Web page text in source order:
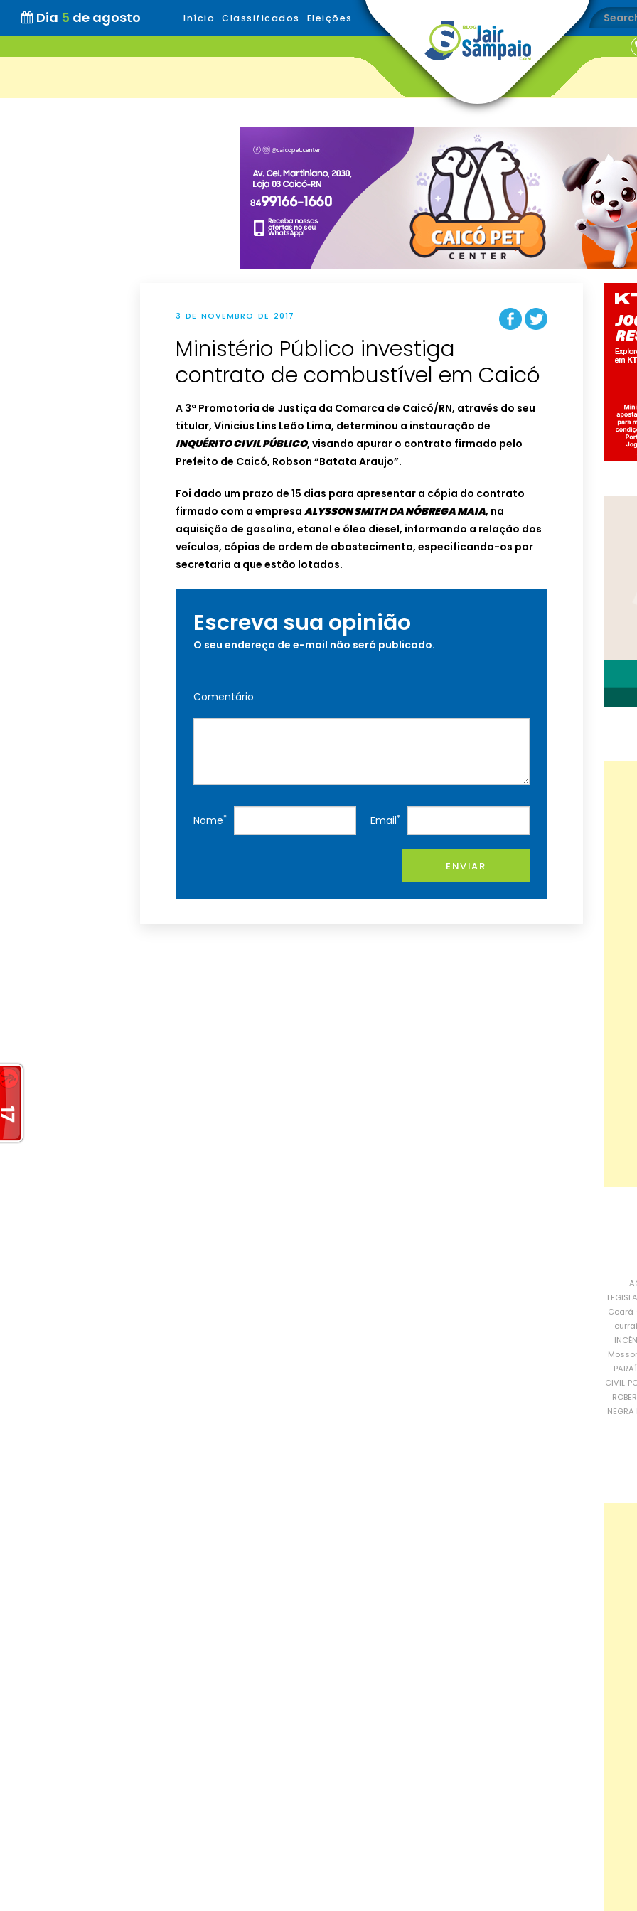
Dia 5 de agosto Início Classificados Eleições
3 DE NOVEMBRO DE 2017
Ministério Público investiga
contrato de combustível em Caicó
A 3ª Promotoria de Justiça da Comarca de Caicó/RN, através do seu
titular, Vinicius Lins Leão Lima, determinou a instauração de
INQUÉRITO CIVIL PÚBLICO, visando apurar o contrato firmado pelo
Prefeito de Caicó, Robson “Batata Araujo”.
Foi dado um prazo de 15 dias para apresentar a cópia do contrato
firmado com a empresa ALYSSON SMITH DA NÓBREGA MAIA, na
aquisição de gasolina, etanol e óleo diesel, informando a relação dos
veículos, cópias de ordem de abastecimento, especificando-os por
secretaria a que estão lotados.
Escreva sua opinião
O seu endereço de e-mail não será publicado.
Comentário
Nome* Email*
ENVIAR
Ceará
CIVIL
NEGRA